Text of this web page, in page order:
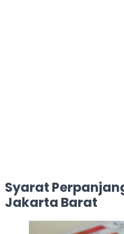
Syarat
Jakarta Barat